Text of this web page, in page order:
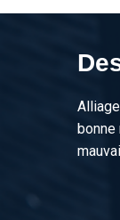
bonne